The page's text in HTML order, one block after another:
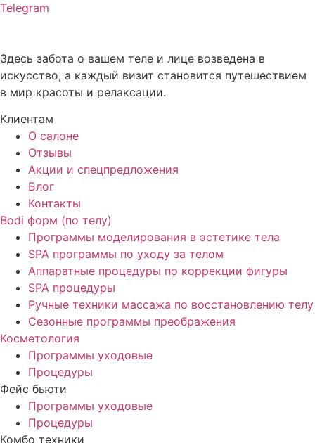
Telegram
Здесь забота о вашем теле и лице возведена в
искусство, а каждый визит становится путешествием
в мир красоты и релаксации.
Клиентам
О салоне
Отзывы
Акции и спецпредложения
Блог
Контакты
Bodi форм (по телу)
Программы моделирования в эстетике тела
SPA программы по уходу за телом
Аппаратные процедуры по коррекции фигуры
SPA процедуры
Ручные техники массажа по восстановлению телу
Сезонные программы преображения
Косметология
Программы уходовые
Процедуры
Фейс бьюти
Программы уходовые
Процедуры
Комбо техники